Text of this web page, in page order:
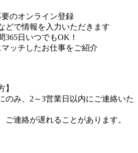
のオンライン登録
で情報を入力いただきます
日いつでもOK！
ッチしたお仕事をご紹介
】
のみ、2～3営業日以内にご連絡いた
連絡が遅れることがあります。